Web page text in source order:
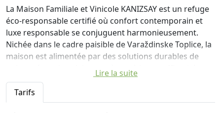
La Maison Familiale et Vinicole KANIZSAY est un refuge
éco-responsable certifié où confort contemporain et
luxe responsable se conjuguent harmonieusement.
Nichée dans le cadre paisible de Varaždinske Toplice, la
maison est alimentée par des solutions durables de
pointe : énergie solaire, systèmes à haute efficacité
énergétique, climatisation intelligente, récupération
des eaux de pluie, stations de recyclage et système de
traitement des eaux usées par bioréacteur respectueux
Lire la suite
Tarifs